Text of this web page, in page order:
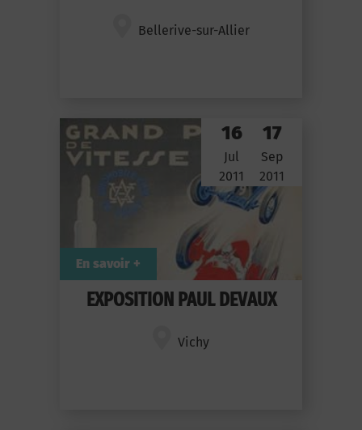
Bellerive-sur-Allier
EXPOSITION PAUL DEVAUX
Vichy
16
Jul
2011
17
Sep
2011
En savoir +